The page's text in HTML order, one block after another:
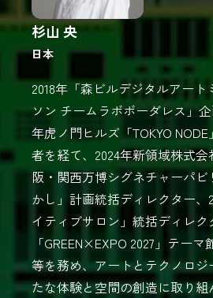
杉山 央
日本
2018年「森ビルデジタルアー
ソン チームラボボーダレス」
年虎ノ門ヒルズ「TOKYO
者を経て、2024年新領域株式
阪・関西万博シグネチャーパ
かし」計画統括ディレクター、
イティブサロン」統括ディレク
「GREEN×EXPO 2027」テー
等を務め、アートとテクノロ
たな体験と空間の創造に取り組